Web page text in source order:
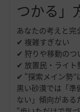
つかる」
あなたの考えと完
✔ 複雑すぎない
✔ 狩りや移動のつ
✔ 放置民・ライト
✔ “探索メイン勢”
黒い砂漠では「準
ない」傾向がある